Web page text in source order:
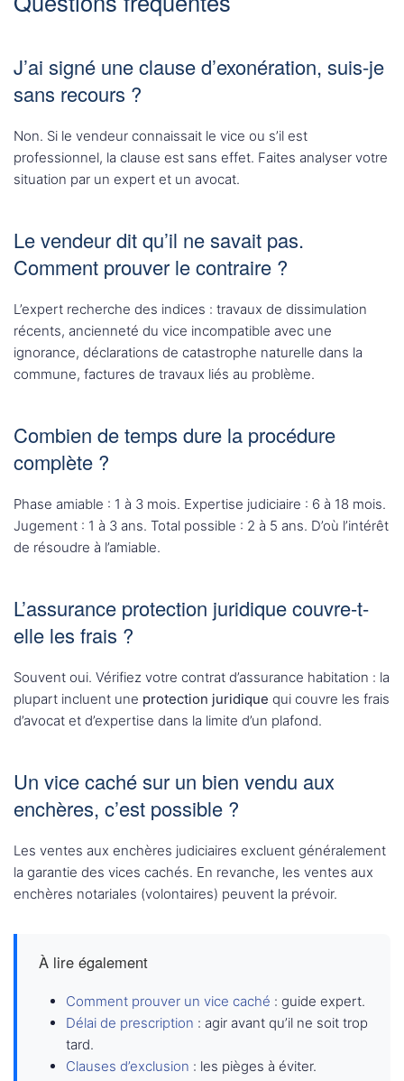
J’ai signé une clause d’exonération, suis-je
sans recours ?
Non. Si le vendeur connaissait le vice ou s’il est
professionnel, la clause est sans effet. Faites analyser votre
situation par un expert et un avocat.
Le vendeur dit qu’il ne savait pas.
Comment prouver le contraire ?
L’expert recherche des indices : travaux de dissimulation
récents, ancienneté du vice incompatible avec une
ignorance, déclarations de catastrophe naturelle dans la
commune, factures de travaux liés au problème.
Combien de temps dure la procédure
complète ?
Phase amiable : 1 à 3 mois. Expertise judiciaire : 6 à 18 mois.
Jugement : 1 à 3 ans. Total possible : 2 à 5 ans. D’où l’intérêt
de résoudre à l’amiable.
L’assurance protection juridique couvre-t-
elle les frais ?
Souvent oui. Vérifiez votre contrat d’assurance habitation : la
plupart incluent une protection juridique qui couvre les frais
d’avocat et d’expertise dans la limite d’un plafond.
Un vice caché sur un bien vendu aux
enchères, c’est possible ?
Les ventes aux enchères judiciaires excluent généralement
la garantie des vices cachés. En revanche, les ventes aux
enchères notariales (volontaires) peuvent la prévoir.
À lire également
Comment prouver un vice caché : guide expert.
Délai de prescription : agir avant qu’il ne soit trop
tard.
Clauses d’exclusion : les pièges à éviter.